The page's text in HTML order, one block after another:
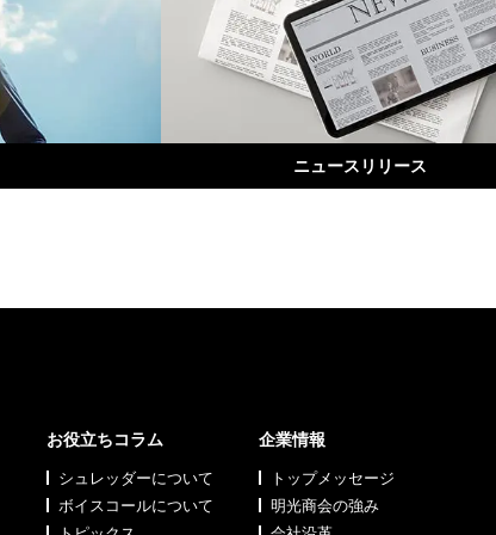
ニュースリリース
お役立ちコラム
シュレッダーについて
ボイスコールについて
企業情報
トップメッセージ
明光商会の強み